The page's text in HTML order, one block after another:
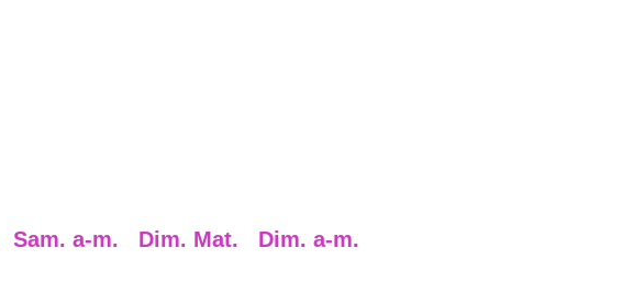
Sam. a-m. Dim. Mat. Dim. a-m.